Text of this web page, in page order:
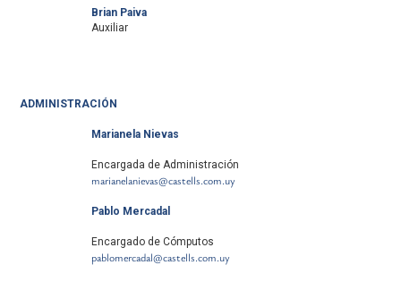
Brian Paiva
Auxiliar
ADMINISTRACIÓN
Marianela Nievas
Encargada de Administración
marianelanievas@castells.com.uy
Pablo Mercadal
Encargado de Cómputos
pablomercadal@castells.com.uy